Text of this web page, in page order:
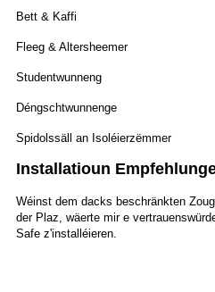
Bett & Kaffi
Fleeg & Altersheemer
Studentwunneng
Déngschtwunnenge
Spidolssäll an Isoléierzëmmer
Installatioun
Wéinst dem dacks beschränkten
der Plaz, wäerte mir e
Safe z'installéieren.